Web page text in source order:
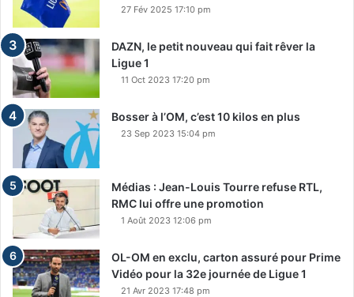
27 Fév 2025 17:10 pm
DAZN, le petit nouveau qui fait rêver la
Ligue 1
11 Oct 2023 17:20 pm
Bosser à l’OM, c’est 10 kilos en plus
23 Sep 2023 15:04 pm
Médias : Jean-Louis Tourre refuse RTL,
RMC lui offre une promotion
1 Août 2023 12:06 pm
OL-OM en exclu, carton assuré pour Prime
Vidéo pour la 32e journée de Ligue 1
21 Avr 2023 17:48 pm